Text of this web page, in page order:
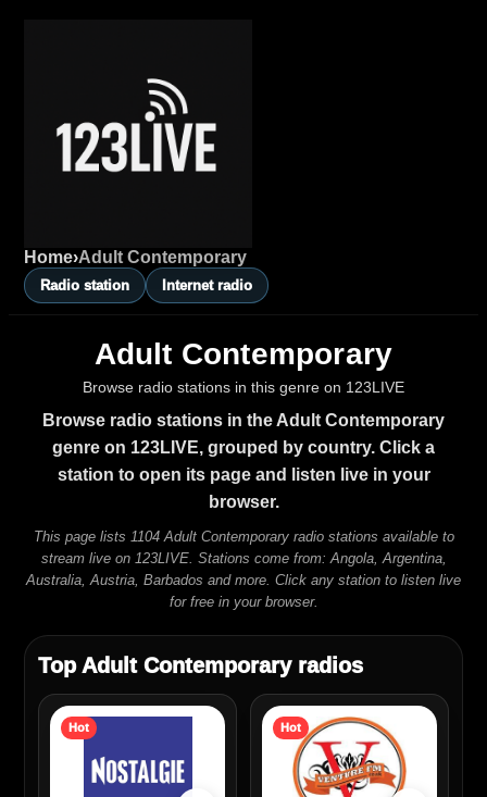
Home›Adult Contemporary
Radio station Internet radio
Adult Contemporary
Browse radio stations in this genre on 123LIVE
Browse radio stations in the Adult Contemporary
genre on 123LIVE, grouped by country. Click a
station to open its page and listen live in your
browser.
This page lists 1104 Adult Contemporary radio stations available to
stream live on 123LIVE. Stations come from: Angola, Argentina,
Australia, Austria, Barbados and more. Click any station to listen live
for free in your browser.
Top Adult Contemporary radios
Hot Hot